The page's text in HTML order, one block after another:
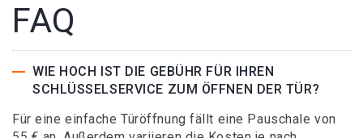
FAQ
WIE HOCH IST DIE GEBÜHR FÜR IHREN
SCHLÜSSELSERVICE ZUM ÖFFNEN DER TÜR?
Für eine einfache Türöffnung fällt eine Pauschale von